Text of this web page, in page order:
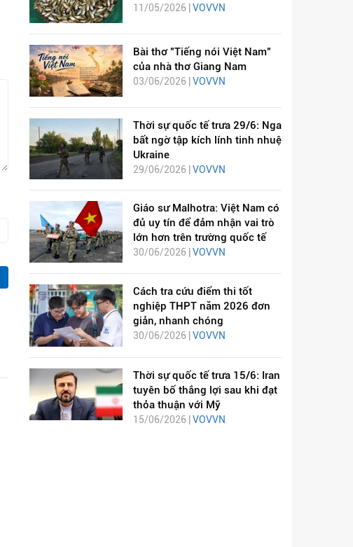
11/05/2026 | VOVVN
Bài thơ "Tiếng nói Việt Nam"
của nhà thơ Giang Nam
03/06/2026 | VOVVN
Thời sự quốc tế trưa 29/6: Nga
bất ngờ tập kích lính tinh nhuệ
Ukraine
29/06/2026 | VOVVN
Giáo sư Malhotra: Việt Nam có
đủ uy tín để đảm nhận vai trò
lớn hơn trên trường quốc tế
30/06/2026 | VOVVN
Cách tra cứu điểm thi tốt
nghiệp THPT năm 2026 đơn
giản, nhanh chóng
30/06/2026 | VOVVN
Thời sự quốc tế trưa 15/6: Iran
tuyên bố thắng lợi sau khi đạt
thỏa thuận với Mỹ
15/06/2026 |VOVVN